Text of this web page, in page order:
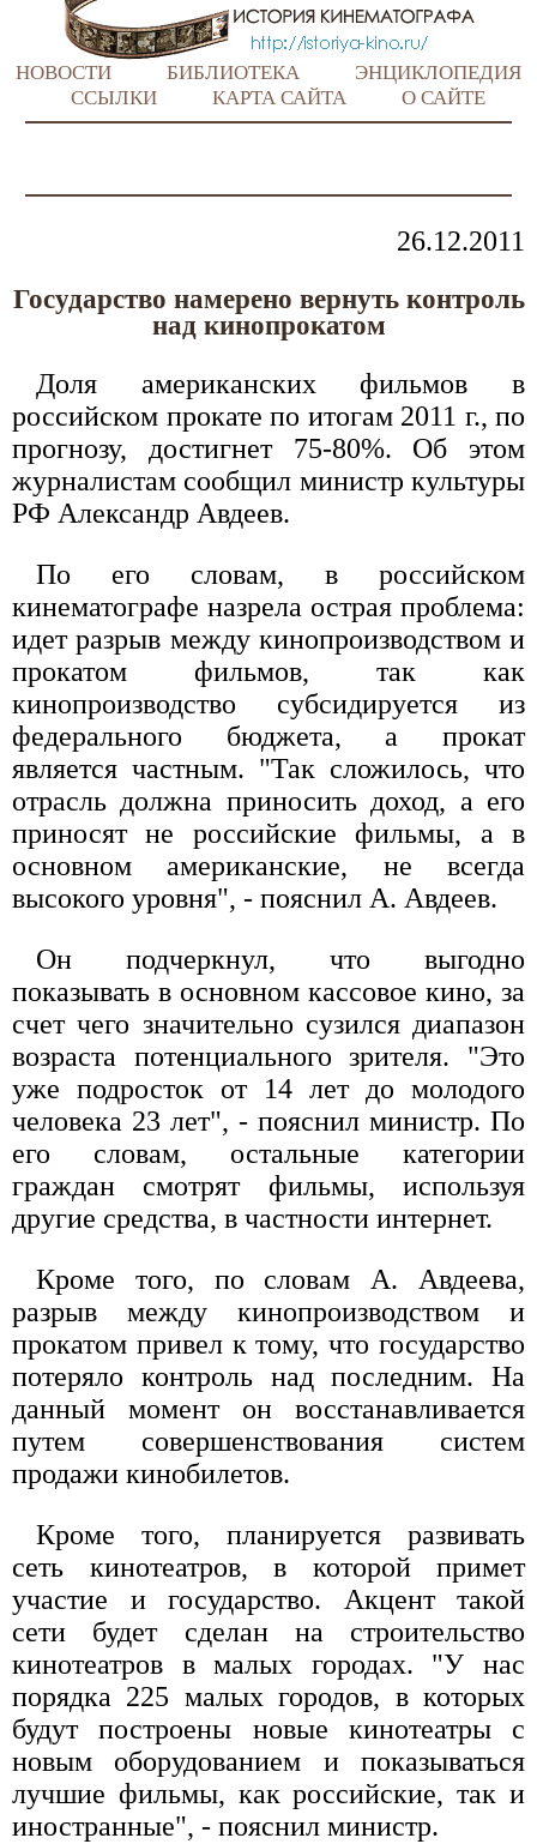
НОВОСТИ БИБЛИОТЕКА
ЭНЦИКЛОПЕДИЯ
ССЫЛКИ
КАРТА САЙТА О САЙТЕ
26.12.2011
Государство намерено вернуть контроль
над кинопрокатом
Доля американских фильмов в
российском прокате по итогам 2011 г., по
прогнозу, достигнет 75-80%. Об этом
журналистам сообщил министр культуры
РФ Александр Авдеев.
По его словам, в российском
кинематографе назрела острая проблема:
идет разрыв между кинопроизводством и
прокатом фильмов, так как
кинопроизводство субсидируется из
федерального бюджета, а прокат
является частным. "Так сложилось, что
отрасль должна приносить доход, а его
приносят не российские фильмы, а в
основном американские, не всегда
высокого уровня", - пояснил А. Авдеев.
Он подчеркнул, что выгодно
показывать в основном кассовое кино, за
счет чего значительно сузился диапазон
возраста потенциального зрителя. "Это
уже подросток от 14 лет до молодого
человека 23 лет", - пояснил министр. По
его словам, остальные категории
граждан смотрят фильмы, используя
другие средства, в частности интернет.
Кроме того, по словам А. Авдеева,
разрыв между кинопроизводством и
прокатом привел к тому, что государство
потеряло контроль над последним. На
данный момент он восстанавливается
путем совершенствования систем
продажи кинобилетов.
Кроме того, планируется развивать
сеть кинотеатров, в которой примет
участие и государство. Акцент такой
сети будет сделан на строительство
кинотеатров в малых городах. "У нас
порядка 225 малых городов, в которых
будут построены новые кинотеатры с
новым оборудованием и показываться
лучшие фильмы, как российские, так и
иностранные", - пояснил министр.